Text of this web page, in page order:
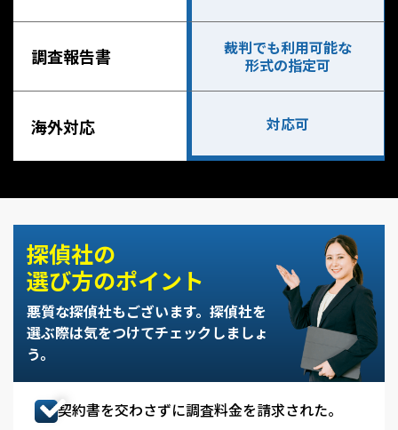
調査報告書
裁判でも利用可能な
形式の指定可
海外対応 対応可
探偵社の
選び方のポイント
悪質な探偵社もございます。 探偵社を
選ぶ際は気をつけてチェックしましょ
う。
契約書を交わさずに調査料金を請求された。